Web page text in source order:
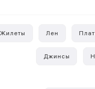
Жилеты Лен
Джинсы